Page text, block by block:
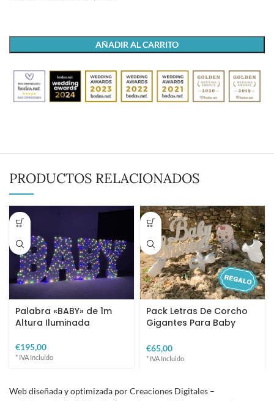
AÑADIR AL CARRITO
PRODUCTOS RELACIONADOS
Palabra «BABY» de 1m
Altura Iluminada
€
Pack Letras De Corcho
Gigantes Para Baby
€
Web diseñada y optimizada porCreaciones Digitales –